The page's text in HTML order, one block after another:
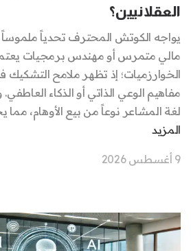
العقلانيين؟
يواجه الكوتش المحترف تحدياً
مالي متمرس أو مهندس برمجيات
الخوارزميات؛ إذ تظهر ملامح التشكيك
مفاهيم الوعي الذاتي أو الذكاء
لغة المشاعر نوعاً من بيع الأوهام، مما
المزيد
9 أغسطس 2026